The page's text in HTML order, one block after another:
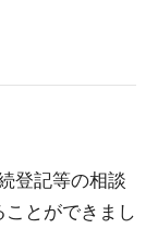
登記等の相談
とができまし